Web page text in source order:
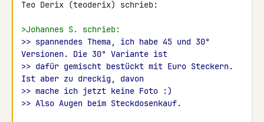
Teo Derix (teoderix) schrieb:
>Johannes S. schrieb:
>> spannendes Thema, ich habe 45 und 30°
Versionen. Die 30° Variante ist
>> dafür gemischt bestückt mit Euro Steckern.
Ist aber zu dreckig, davon
>> mache ich jetzt keine Foto :)
>> Also Augen beim Steckdosenkauf.